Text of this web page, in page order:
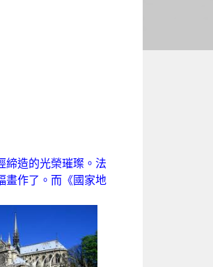
締造的光榮璀璨。法
畫作了。而《國家地